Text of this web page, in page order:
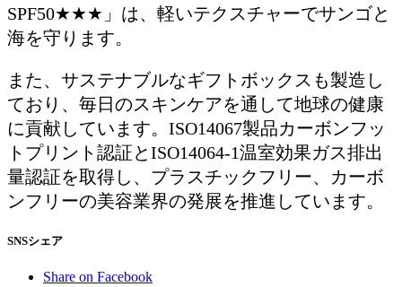
SPF50★★★」は、軽いテクスチャーでサンゴと
海を守ります。
また、サステナブルなギフトボックスも製造し
ており、毎日のスキンケアを通して地球の健康
に貢献しています。ISO14067製品カーボンフッ
トプリント認証とISO14064-1温室効果ガス排出
量認証を取得し、プラスチックフリー、カーボ
ンフリーの美容業界の発展を推進しています。
SNSシェア
Share on Facebook